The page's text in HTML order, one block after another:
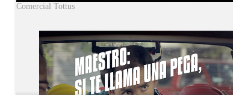
Comercial Tottus